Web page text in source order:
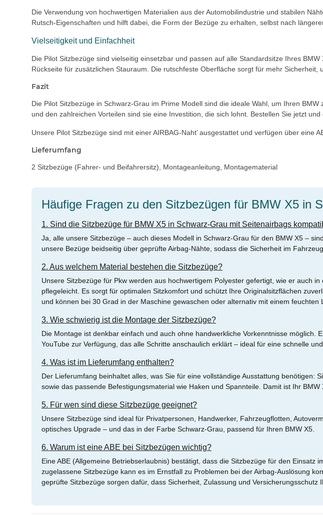
Die Verwendung von hochwertigen Materialien aus der Automobilindustrie und stabilen
Rutsch-Eigenschaften und hilft dabei, die Form der Bezüge zu erhalten, selbst nach
Vielseitigkeit und Einfachheit
Die Pilot Sitzbezüge sind vielseitig einsetzbar und passen auf alle Standardsitze Ihres
Rückseite für zusätzlichen Stauraum. Die rutschfeste Oberfläche sorgt für mehr
Fazit
Die Pilot Sitzbezüge in Schwarz-Grau im Prime Modell sind die ideale Wahl, um Ihren
und den zahlreichen Vorteilen sind sie eine Investition, die sich lohnt. Bestellen Sie jetzt
Unsere Pilot Sitzbezüge sind mit einer AIRBAG-Naht’ ausgestattet und verfügen über eine
Lieferumfang
2 Sitzbezüge (Fahrer- und Beifahrersitz), Montageanleitung, Montagematerial
Häufige Fragen zu den Sitzbezügen für BMW X5 in
1. Sind die Sitzbezüge für BMW X5 in Schwarz-Grau mit Seitenairbags
Ja, alle unsere Sitzbezüge – auch dieses Modell in Schwarz-Grau für den BMW X5 –
unsere Bezüge beidseitig über geprüfte Airbag-Nähte, sodass die Sicherheit im
2. Aus welchem Material bestehen die Sitzbezüge?
Unsere Sitzbezüge für Pkw werden aus hochwertigem Polyester gefertigt, wie er auch
pflegeleicht. Es sorgt für optimalen Sitzkomfort und schützt Ihre Originalsitzflächen
und können bei 30 Grad in der Maschine gewaschen oder alternativ mit einem feuchten
3. Wie schwierig ist die Montage der Sitzbezüge?
Die Montage ist denkbar einfach und auch ohne handwerkliche Vorkenntnisse
YouTube zur Verfügung, das alle Schritte anschaulich erklärt – ideal für eine schnelle
4. Was ist im Lieferumfang enthalten?
Der Lieferumfang beinhaltet alles, was Sie für eine vollständige Ausstattung
sowie das passende Befestigungsmaterial wie Haken und Spannteile. Damit ist Ihr
5. Für wen sind diese Sitzbezüge geeignet?
Unsere Sitzbezüge sind ideal für Privatpersonen, Handwerker, Fahrzeugflotten,
optisches Upgrade – und das in der Farbe Schwarz-Grau, passend für Ihren BMW X5.
6. Warum ist eine ABE bei Sitzbezügen wichtig?
Eine ABE (Allgemeine Betriebserlaubnis) bestätigt, dass die Sitzbezüge für den
zugelassene Sitzbezüge kann es im Ernstfall zu Problemen bei der Airbag-Auslösung
geprüfte Sitzbezüge sorgen dafür, dass Sicherheit, Zulassung und Versicherungsschutz